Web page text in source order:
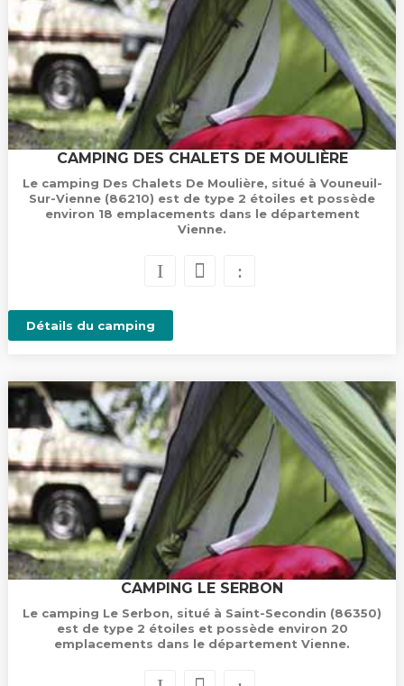
CAMPING DES CHALETS DE MOULIÈRE
Le camping Des Chalets De Moulière, situé à Vouneuil-
Sur-Vienne (86210) est de type 2 étoiles et possède
environ 18 emplacements dans le département
Vienne.
Détails du camping
CAMPING LE SERBON
Le camping Le Serbon, situé à Saint-Secondin (86350)
est de type 2 étoiles et possède environ 20
emplacements dans le département Vienne.